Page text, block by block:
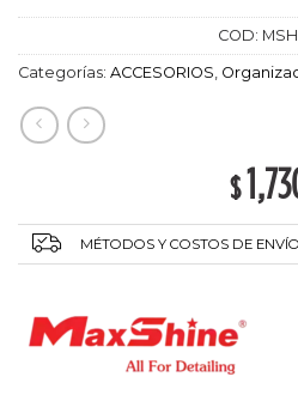
COD:
Categorías: ACCESORIOS
$
MÉTODOS Y COSTOS DE ENVÍO